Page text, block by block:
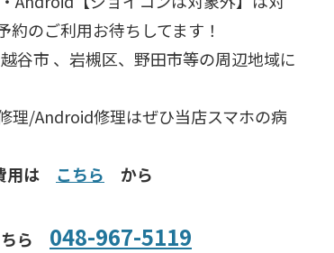
のご利用お待ちしてます！
谷市 、岩槻区、野田市等の周辺地域に
理/Android修理はぜひ当店スマホの病
用は こちら から
ら 048-967-5119